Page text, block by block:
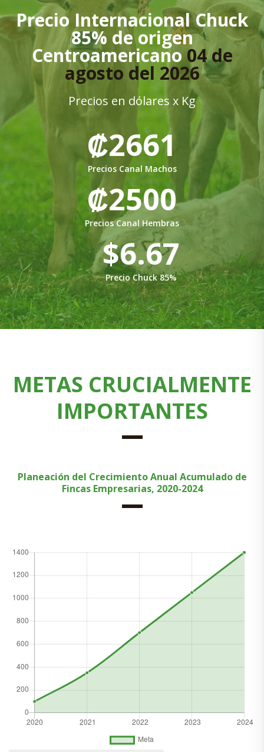
Precio Internacional Chuck
85% de origen
Centroamericano04 de
agosto del 2026
Precios en dólares x Kg
₡2661
Precios Canal Machos
₡2500
Precios Canal Hembras
$6.67
Precio Chuck 85%
METAS CRUCIALMENTE
IMPORTANTES
Planeación del Crecimiento Anual Acumulado de
Fincas Empresarias, 2020-2024